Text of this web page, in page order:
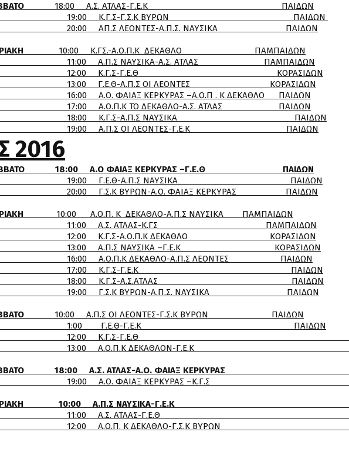
18:00 Α.Σ. ΑΤΛΑΣ-Γ.Ε.Κ ΠΑΙΔΩΝ
Γ.Σ.Κ ΒΥΡΩΝ ΠΑΙΔΩΝ
ΛΕΟΝΤΕΣ-Α.Π.Σ. ΝΑΥΣΙΚΑ ΠΑΙΔΩΝ
10:00 Κ.ΓΣ.-Α.Ο.Π.Κ ΔΕΚΑΘΛΟ ΠΑΜΠΑΙΔΩΝ
ΝΑΥΣΙΚΑ-Α.Σ. ΑΤΛΑΣ ΠΑΜΠΑΙΔΩΝ
Κ.Γ.Σ-Γ.Ε.Θ ΚΟΡΑΣΙΔΩΝ
Α.Π.Σ ΟΙ ΛΕΟΝΤΕΣ ΚΟΡΑΣΙΔΩΝ
ΚΕΡΚΥΡΑΣ –Α.Ο.Π . Κ ΔΕΚΑΘΛΟ ΠΑΙΔΩΝ
ΤΟ ΔΕΚΑΘΛΟ-Α.Σ. ΑΤΛΑΣ ΠΑΙΔΩΝ
Α.Π.Σ ΝΑΥΣΙΚΑ ΠΑΙΔΩΝ
ΟΙ ΛΕΟΝΤΕΣ-Γ.Ε.Κ ΠΑΙΔΩΝ
2016
18:00 Α.Ο ΦΑΙΑΞ ΚΕΡΚΥΡΑΣ –Γ.Ε.Θ ΠΑΙΔΩΝ
Α.Π.Σ ΝΑΥΣΙΚΑ ΠΑΙΔΩΝ
ΒΥΡΩΝ-Α.Ο. ΦΑΙΑΞ ΚΕΡΚΥΡΑΣ ΠΑΙΔΩΝ
10:00 Α.Ο.Π. Κ ΔΕΚΑΘΛΟ-Α.Π.Σ ΝΑΥΣΙΚΑ ΠΑΜΠΑΙΔΩΝ
ΑΤΛΑΣ-Κ.ΓΣ ΠΑΜΠΑΙΔΩΝ
Α.Ο.Π.Κ ΔΕΚΑΘΛΟ ΚΟΡΑΣΙΔΩΝ
ΝΑΥΣΙΚΑ –Γ.Ε.Κ ΚΟΡΑΣΙΔΩΝ
ΔΕΚΑΘΛΟ-Α.Π.Σ ΛΕΟΝΤΕΣ ΠΑΙΔΩΝ
Κ.Γ.Σ-Γ.Ε.Κ ΠΑΙΔΩΝ
Κ.Γ.Σ-Α.Σ.ΑΤΛΑΣ ΠΑΙΔΩΝ
ΒΥΡΩΝ-Α.Π.Σ. ΝΑΥΣΙΚΑ ΠΑΙΔΩΝ
10:00 Α.Π.Σ ΟΙ ΛΕΟΝΤΕΣ-Γ.Σ.Κ ΒΥΡΩΝ ΠΑΙΔΩΝ
Γ.Ε.Θ-Γ.Ε.Κ ΠΑΙΔΩΝ
Κ.Γ.Σ-Γ.Ε.Θ
ΔΕΚΑΘΛΟΝ-Γ.Ε.Κ
18:00 Α.Σ. ΑΤΛΑΣ-Α.Ο. ΦΑΙΑΞ ΚΕΡΚΥΡΑΣ
ΦΑΙΑΞ ΚΕΡΚΥΡΑΣ –Κ.Γ.Σ
ΚΥΡΙΑΚΗ 10:00 Α.Π.Σ ΝΑΥΣΙΚΑ-Γ.Ε.Κ
Α.Σ. ΑΤΛΑΣ-Γ.Ε.Θ
Κ ΔΕΚΑΘΛΟ-Γ.Σ.Κ ΒΥΡΩΝ